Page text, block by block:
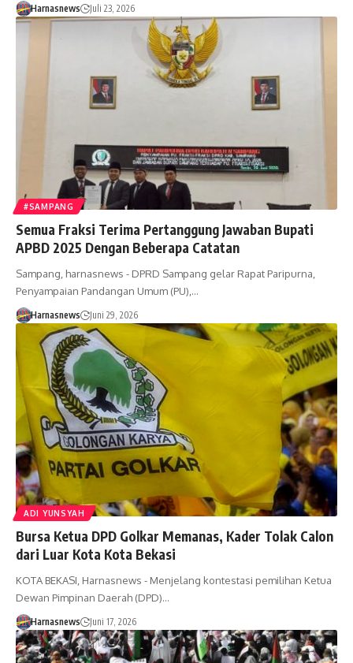
Harnasnews Juli 23, 2026
#SAMPANG
Semua Fraksi Terima Pertanggung Jawaban Bupati
APBD 2025 Dengan Beberapa Catatan
Sampang, harnasnews - DPRD Sampang gelar Rapat Paripurna,
Penyampaian Pandangan Umum (PU),…
Harnasnews Juni 29, 2026
ADI YUNSYAH
Bursa Ketua DPD Golkar Memanas, Kader Tolak Calon
dari Luar Kota Kota Bekasi
KOTA BEKASI, Harnasnews - Menjelang kontestasi pemilihan Ketua
Dewan Pimpinan Daerah (DPD)…
Harnasnews Juni 17, 2026